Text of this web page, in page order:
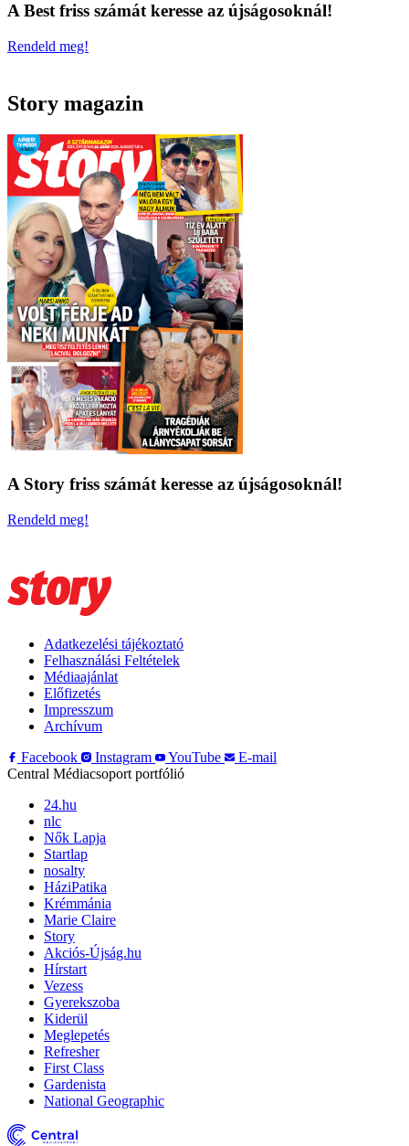
A Best friss számát keresse az újságosoknál!
Rendeld meg!
Story magazin
A Story friss számát keresse az újságosoknál!
Rendeld meg!
Adatkezelési tájékoztató
Felhasználási Feltételek
Médiaajánlat
Előfizetés
Impresszum
Archívum
Facebook
Instagram YouTube
E-mail
Central Médiacsoport portfólió
24.hu
nlc
Nők Lapja
Startlap
nosalty
HáziPatika
Krémmánia
Marie Claire
Story
Akciós-Újság.hu
Hírstart
Vezess
Gyerekszoba
Kiderül
Meglepetés
Refresher
First Class
Gardenista
National Geographic